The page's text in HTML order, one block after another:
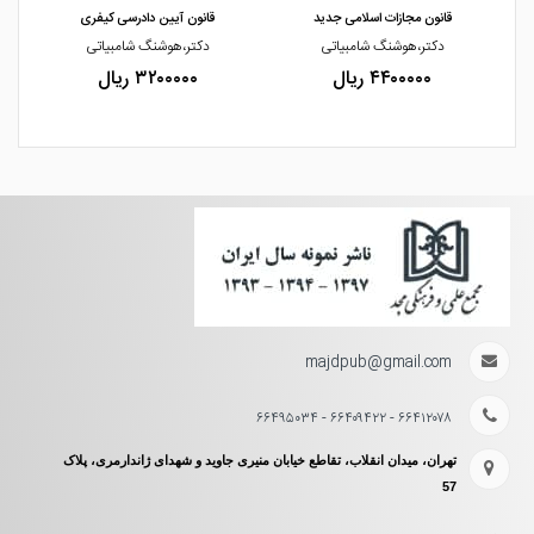
قانون مجازات اسلامی جدید
دکتر،هوشنگ شامبیاتی
۴۴۰۰۰۰۰ ریال
قانون آیین دادرسی کیفری
دکتر،هوشنگ شامبیاتی
۳۲۰۰۰۰۰ ریال
majdpub@gmail.com
۶۶۴۱۲۰۷۸ - ۶۶۴۰۹۴۲۲ - ۶۶۴۹۵۰۳۴
تهران، میدان انقلاب، تقاطع خیابان منیری جاوید و شهدای ژاندارمری، پلاک
57